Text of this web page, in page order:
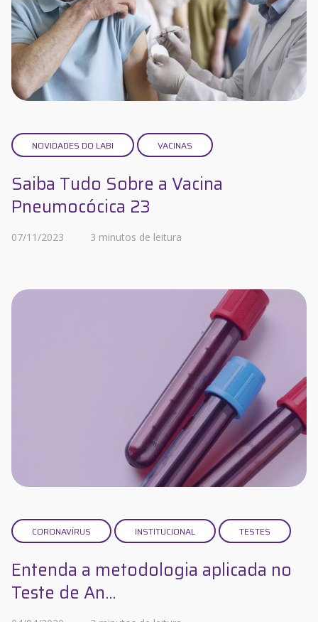
NOVIDADES DO LABI VACINAS
Saiba Tudo Sobre a Vacina
Pneumocócica 23
07/11/2023 3 minutos de leitura
CORONAVÍRUS INSTITUCIONAL TESTES
Entenda a metodologia aplicada no
Teste de An...